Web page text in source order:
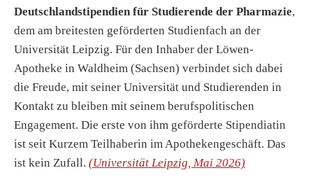
Deutschlandstipendien für Studierende der Pharmazie,
dem am breitesten geförderten Studienfach an der
Universität Leipzig. Für den Inhaber der Löwen-
Apotheke in Waldheim (Sachsen) verbindet sich dabei
die Freude, mit seiner Universität und Studierenden in
Kontakt zu bleiben mit seinem berufspolitischen
Engagement. Die erste von ihm geförderte Stipendiatin
ist seit Kurzem Teilhaberin im Apothekengeschäft. Das
ist kein Zufall. (Universität Leipzig, Mai 2026)